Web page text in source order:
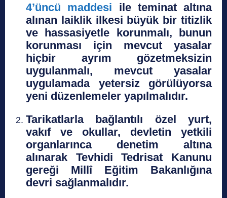
4’üncü maddesi ile teminat altına
alınan laiklik ilkesi büyük bir titizlik
ve hassasiyetle korunmalı, bunun
korunması için mevcut yasalar
hiçbir ayrım gözetmeksizin
uygulanmalı, mevcut yasalar
uygulamada yetersiz görülüyorsa
yeni düzenlemeler yapılmalıdır.
Tarikatlarla bağlantılı özel yurt,
vakıf ve okullar, devletin yetkili
organlarınca denetim altına
alınarak Tevhidi Tedrisat Kanunu
gereği Millî Eğitim Bakanlığına
devri sağlanmalıdır.